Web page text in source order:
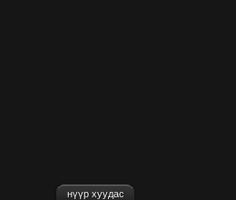
нүүр хуудас